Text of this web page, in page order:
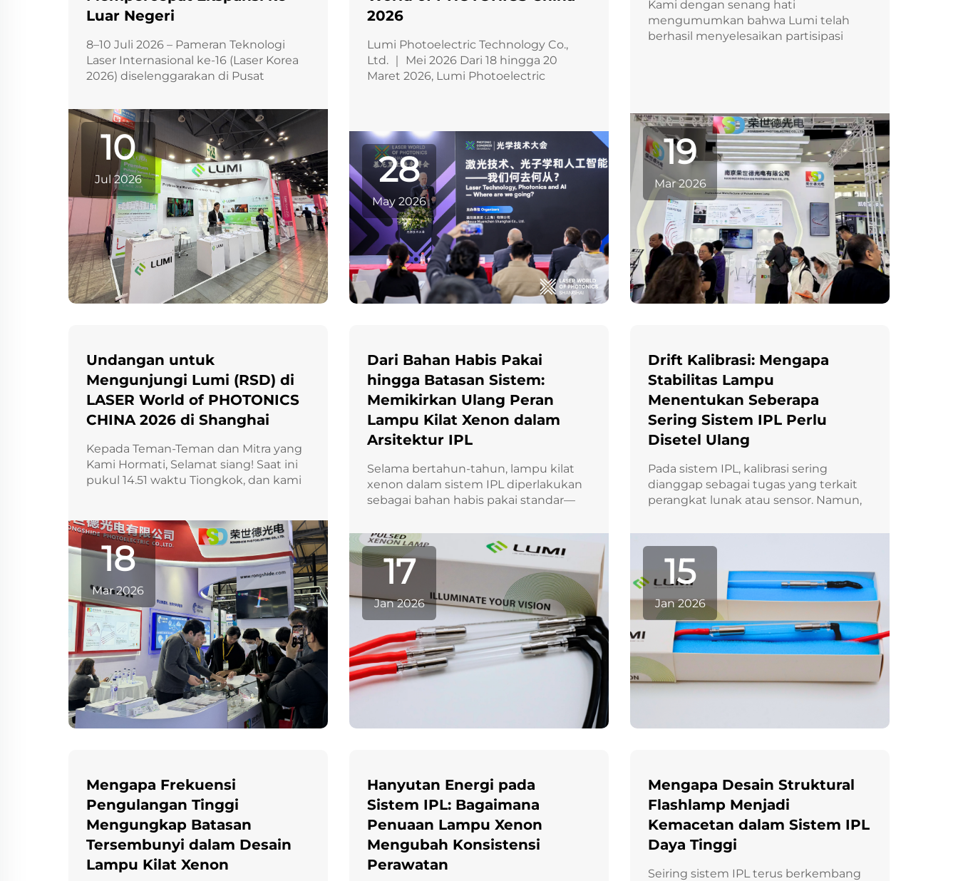
Luar Negeri
8–10 Juli 2026 – Pameran Teknologi
Laser Internasional ke-16 (Laser Korea
2026) diselenggarakan di Pusat
Selatan. Lumi Photoelectric
Technology Co., Ltd. tampil kuat dalam
acara tersebut, s...
10
Jul 2026
2026
Lumi Photoelectric Technology Co.,
Ltd. ｜ Mei 2026 Dari 18 hingga 20
Maret 2026, Lumi Photoelectric
diselenggarakan di Shanghai New
Internati...
28
May 2026
Kami dengan senang hati
mengumumkan bahwa Lumi telah
berhasil menyelesaikan partisipasi
Maret di Kompleks Pameran Impor
dan Ekspor Tiongkok di Guangzhou.
Sebagai salah satu...
19
Mar 2026
Undangan untuk
Mengunjungi Lumi (RSD) di
LASER World of PHOTONICS
CHINA 2026 di Shanghai
Kepada Teman-Teman dan Mitra yang
Kami Hormati, Selamat siang! Saat ini
pukul 14.51 waktu Tiongkok, dan kami
PHOTONICS CHINA 2026 di Shanghai!
Bagi yang belum mengetahui, merek
kami di pasar Tiongkok adalah RS...
18
Mar 2026
Dari Bahan Habis Pakai
hingga Batasan Sistem:
Memikirkan Ulang Peran
Lampu Kilat Xenon dalam
Arsitektur IPL
Selama bertahun-tahun, lampu kilat
xenon dalam sistem IPL diperlakukan
sebagai bahan habis pakai standar—
diganti, dan umumnya tidak masuk
dalam diskusi desain inti sistem.
Namun, seiring platform IPL
berkembang menuju daya yang lebih
tinggi...
17
Jan 2026
Drift Kalibrasi: Mengapa
Stabilitas Lampu
Menentukan Seberapa
Sering Sistem IPL Perlu
Disetel Ulang
Pada sistem IPL, kalibrasi sering
dianggap sebagai tugas yang terkait
perangkat lunak atau sensor. Namun,
produsen maupun tim layanan
semakin menunjukkan bahwa drift
kalibrasi pada dasarnya dipengaruhi
oleh stabilitas lampu kilat,...
15
Jan 2026
Mengapa Frekuensi
Pengulangan Tinggi
Mengungkap Batasan
Tersembunyi dalam Desain
Lampu Kilat Xenon
Hanyutan Energi pada
Sistem IPL: Bagaimana
Penuaan Lampu Xenon
Mengubah Konsistensi
Perawatan
Mengapa Desain Struktural
Flashlamp Menjadi
Kemacetan dalam Sistem IPL
Daya Tinggi
Seiring sistem IPL terus berkembang